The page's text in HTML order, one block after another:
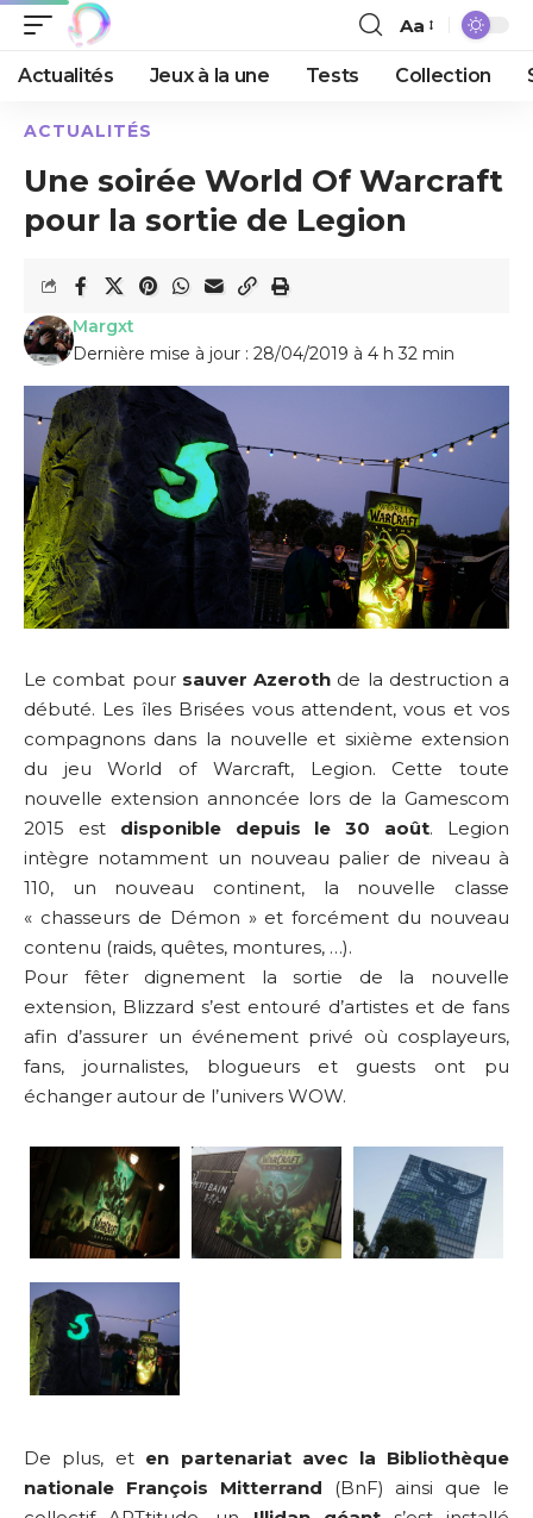
Aa
Actualités Jeux à la une Tests Collection
ACTUALITÉS
Une soirée World Of Warcraft
pour la sortie de Legion
Dernière mise à jour : 28/04/2019 à 4 h 32 min
Margxt
Le combat pour sauver Azeroth de la destruction a
débuté. Les îles Brisées vous attendent, vous et vos
compagnons dans la nouvelle et sixième extension
du jeu World of Warcraft, Legion. Cette toute
nouvelle extension annoncée lors de la Gamescom
2015 est disponible depuis le 30 août. Legion
intègre notamment un nouveau palier de niveau à
110, un nouveau continent, la nouvelle classe
« chasseurs de Démon » et forcément du nouveau
contenu (raids, quêtes, montures, …).
Pour fêter dignement la sortie de la nouvelle
extension, Blizzard s’est entouré d’artistes et de fans
afin d’assurer un événement privé où cosplayeurs,
fans, journalistes, blogueurs et guests ont pu
échanger autour de l’univers WOW.
De plus, et en partenariat avec la Bibliothèque
nationale François Mitterrand (BnF) ainsi que le